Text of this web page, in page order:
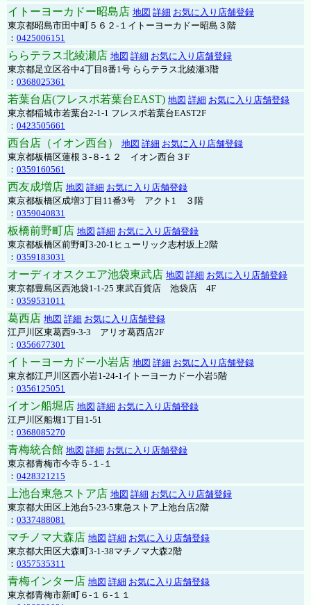
イトーヨーカドー昭島店 地図 詳細 お気に入り店舗登録
東京都昭島市田中町５６２-１イトーヨーカドー昭島３階
： 0425006151
ららテラス北綾瀬店 地図 詳細 お気に入り店舗登録
東京都足立区谷中4丁目8番1号 ららテラス北綾瀬3階
： 0368025361
若葉台店(フレスポ若葉台EAST) 地図 詳細 お気に入り店舗登録
東京都稲城市若葉台2-1-1 フレスポ若葉台EAST2F
： 0423505661
西台店（イオン西台） 地図 詳細 お気に入り店舗登録
東京都板橋区蓮根３-８-１２ イオン西台３F
： 0359160561
西友成増店 地図 詳細 お気に入り店舗登録
東京都板橋区成増3丁目11番3号 アクト1 ３階
： 0359040831
板橋前野町店 地図 詳細 お気に入り店舗登録
東京都板橋区前野町3-20-1ヒューリック志村坂上2階
： 0359183031
オーディオスクエア池袋東武店 地図 詳細 お気に入り店舗登録
東京都豊島区西池袋1-1-25 東武百貨店 池袋店 4F
： 0359531011
葛西店 地図 詳細 お気に入り店舗登録
江戸川区東葛西9-3-3 アリオ葛西店2F
： 0356677301
イトーヨーカドー小岩店 地図 詳細 お気に入り店舗登録
東京都江戸川区西小岩1-24-1イトーヨーカドー小岩5階
： 0356125051
イオン船堀店 地図 詳細 お気に入り店舗登録
江戸川区船堀1丁目1-51
： 0368085270
青梅統合館 地図 詳細 お気に入り店舗登録
東京都青梅市今寺５-１-１
： 0428321215
上池台東急ストア店 地図 詳細 お気に入り店舗登録
東京都大田区上池台5-23-5東急ストア上池台店2階
： 0337488081
マチノマ大森店 地図 詳細 お気に入り店舗登録
東京都大田区大森町3-1-38マチノマ大森2階
： 0357535311
青梅インター店 地図 詳細 お気に入り店舗登録
東京都青梅市新町６-１６-１１